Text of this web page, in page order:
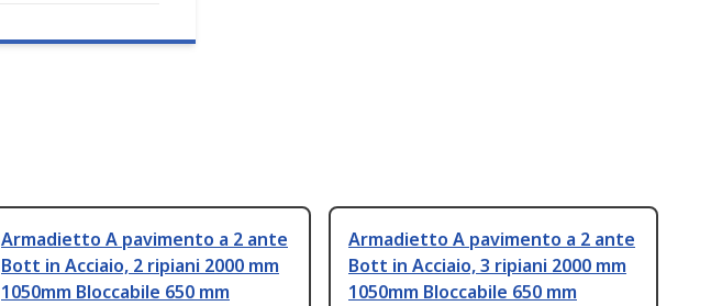
Armadietto A pavimento a 2 ante
Bott in Acciaio, 2 ripiani 2000 mm
1050mm Bloccabile 650 mm
Armadietto A pavimento a 2 ante
Bott in Acciaio, 3 ripiani 2000 mm
1050mm Bloccabile 650 mm